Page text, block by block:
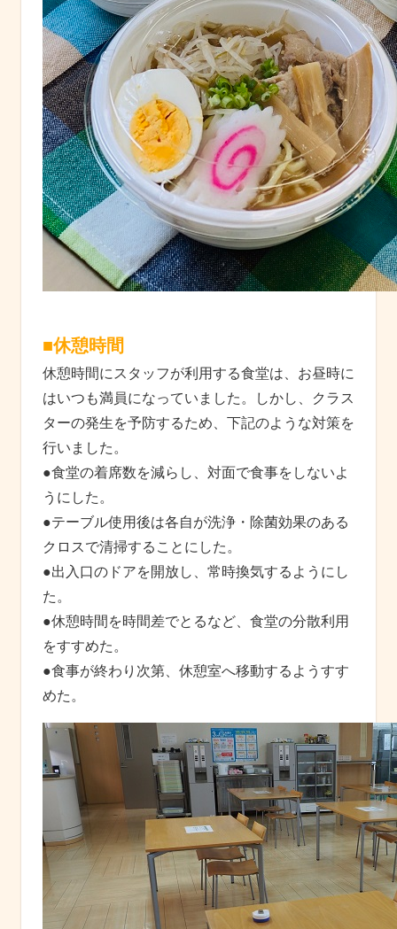
■休憩時間
休憩時間にスタッフが利用する食堂は、お昼時に
はいつも満員になっていました。しかし、クラス
ターの発生を予防するため、下記のような対策を
行いました。
●食堂の着席数を減らし、対面で食事をしないよ
うにした。
●テーブル使用後は各自が洗浄・除菌効果のある
クロスで清掃することにした。
●出入口のドアを開放し、常時換気するようにし
た。
●休憩時間を時間差でとるなど、食堂の分散利用
をすすめた。
●食事が終わり次第、休憩室へ移動するようすす
めた。